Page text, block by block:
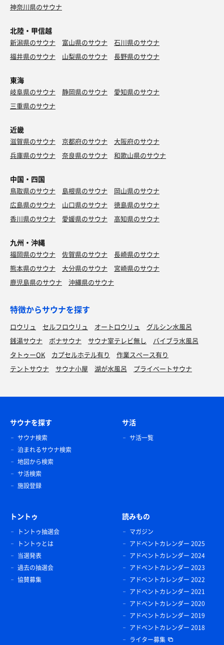
神奈川県のサウナ
北陸・甲信越
新潟県のサウナ 富山県のサウナ
石川県のサウナ
福井県のサウナ
山梨県のサウナ 長野県のサウナ
東海
岐阜県のサウナ 静岡県のサウナ
愛知県のサウナ
三重県のサウナ
近畿
滋賀県のサウナ 京都府のサウナ
大阪府のサウナ
兵庫県のサウナ
奈良県のサウナ 和歌山県のサウナ
中国・四国
鳥取県のサウナ 島根県のサウナ
岡山県のサウナ
広島県のサウナ
山口県のサウナ
徳島県のサウナ
香川県のサウナ
愛媛県のサウナ 高知県のサウナ
九州・沖縄
福岡県のサウナ 佐賀県のサウナ
長崎県のサウナ
熊本県のサウナ
大分県のサウナ
宮崎県のサウナ
鹿児島県のサウナ
沖縄県のサウナ
特徴からサウナを探す
ロウリュ セルフロウリュ オートロウリュ
グルシン水風呂
銭湯サウナ
ボナサウナ サウナ室テレビ無し
バイブラ水風呂
タトゥーOK
カプセルホテル有り
作業スペース有り
テントサウナ
サウナ小屋 湖が水風呂 プライベートサウナ
サウナを探す
サウナ検索
泊まれるサウナ検索
地図から検索
サ活検索
施設登録
サ活
サ活一覧
トントゥ
トントゥ抽選会
トントゥとは
当選発表
過去の抽選会
協賛募集
読みもの
マガジン
アドベントカレンダー 2025
アドベントカレンダー 2024
アドベントカレンダー 2023
アドベントカレンダー 2022
アドベントカレンダー 2021
アドベントカレンダー 2020
アドベントカレンダー 2019
アドベントカレンダー 2018
ライター募集